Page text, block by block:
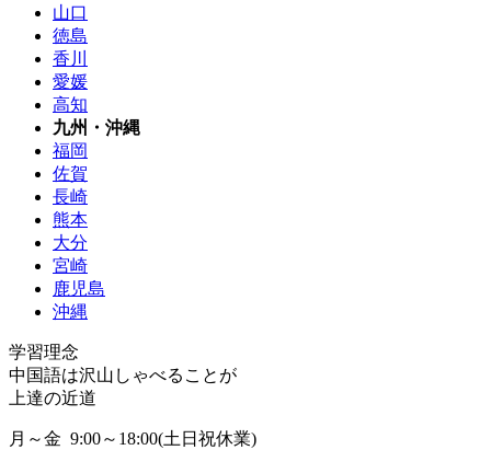
山口
徳島
香川
愛媛
高知
九州・沖縄
福岡
佐賀
長崎
熊本
大分
宮崎
鹿児島
沖縄
学習理念
中国語は沢山しゃべることが
上達の近道
月～金 9:00～18:00(土日祝休業)